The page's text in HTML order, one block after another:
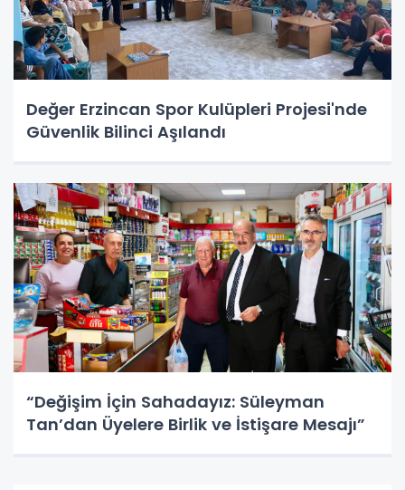
Değer Erzincan Spor Kulüpleri Projesi'nde
Güvenlik Bilinci Aşılandı
“Değişim İçin Sahadayız: Süleyman
Tan’dan Üyelere Birlik ve İstişare Mesajı”